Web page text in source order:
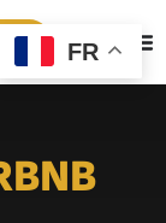
FR